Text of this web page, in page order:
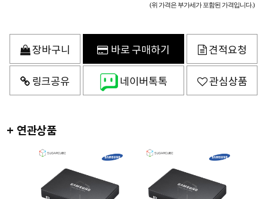
(위 가격은 부가세가 포함된 가격입니다.)
장바구니 바로 구매하기 견적요청
링크공유 네이버톡톡 관심상품
+ 연관상품